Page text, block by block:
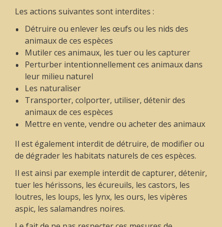
Les actions suivantes sont interdites :
Détruire ou enlever les œufs ou les nids des
animaux de ces espèces
Mutiler ces animaux, les tuer ou les capturer
Perturber intentionnellement ces animaux dans
leur milieu naturel
Les naturaliser
Transporter, colporter, utiliser, détenir des
animaux de ces espèces
Mettre en vente, vendre ou acheter des animaux
Il est également interdit de détruire, de modifier ou
de dégrader les habitats naturels de ces espèces.
Il est ainsi par exemple interdit de capturer, détenir,
tuer les hérissons, les écureuils, les castors, les
loutres, les loups, les lynx, les ours, les vipères
aspic, les salamandres noires.